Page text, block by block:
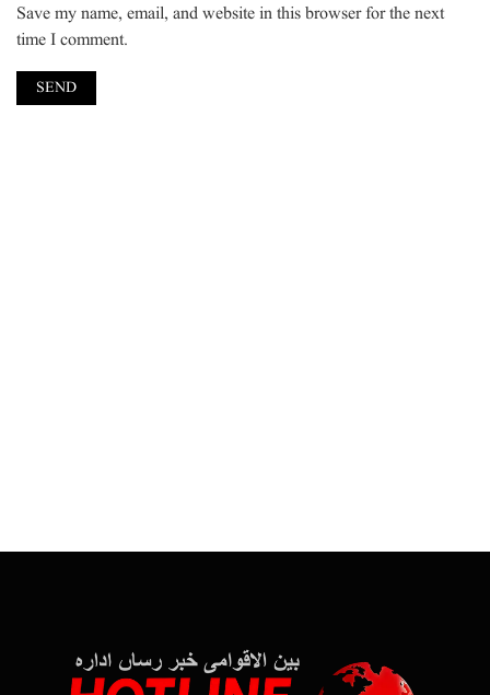
Save my name, email, and website in this browser for the next
time I comment.